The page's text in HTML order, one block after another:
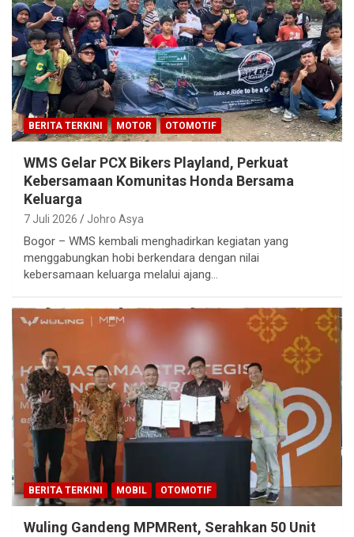
BERITA TERKINI MOTOR OTOMOTIF
WMS Gelar PCX Bikers Playland, Perkuat
Kebersamaan Komunitas Honda Bersama
Keluarga
7 Juli 2026 Johro Asya
Bogor – WMS kembali menghadirkan kegiatan yang
menggabungkan hobi berkendara dengan nilai
kebersamaan keluarga melalui ajang…
BERITA TERKINI MOBIL OTOMOTIF
Wuling Gandeng MPMRent, Serahkan 50 Unit